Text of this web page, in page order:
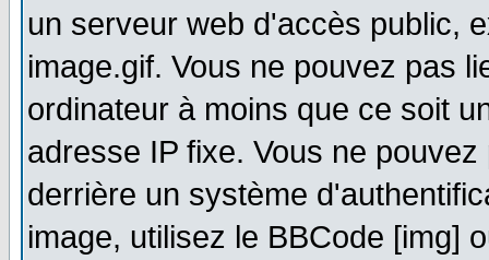
un serveur web d'accès public,
image.gif. Vous ne pouvez pas
ordinateur à moins que ce soit
adresse IP fixe. Vous ne
derrière un système
image, utilisez le BBCode [img]